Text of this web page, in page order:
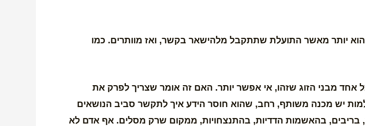
הוא יותר מאשר התועלת שתתקבל מלהישאר בקשר, ואז מוותרים. כמו
מבני הזוג שזהו, אי אפשר יותר. האם זה אומר שצריך לפרק את
יש מכנה משותף, רחב, שהוא חוסר הידע איך לתקשר סביב הנושאים
בהאשמות הדדיות, בהתנצחויות, ממקום שרק מסלים. אף אדם לא